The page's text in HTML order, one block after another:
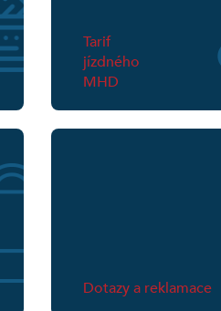
Tarif
jízdného
MHD
Dotazy a reklamace